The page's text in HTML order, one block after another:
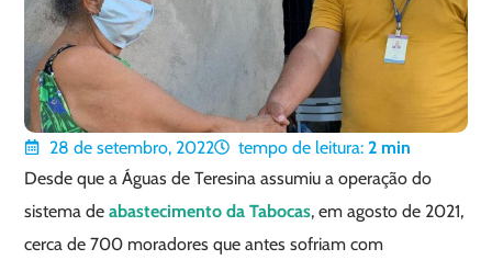
28 de setembro, 2022 tempo de leitura: 2 min
Desde que a Águas de Teresina assumiu a operação do
sistema deabastecimento da Tabocas, em agosto de 2021,
cerca de 700 moradores que antes sofriam com